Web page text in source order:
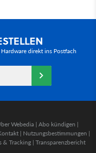
direkt ins Postfach
Webedia | Abo kündigen |
| Nutzungsbestimmungen |
& Tracking | Transparenzbericht